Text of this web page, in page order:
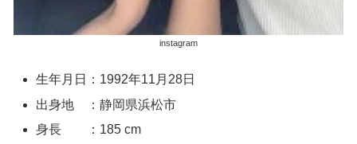
instagram
生年月日：1992年11月28日
出身地 ：静岡県浜松市
身長 ：185 cm